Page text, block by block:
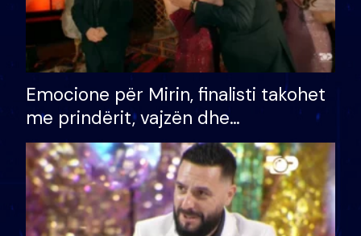
Emocione për Mirin, finalisti takohet
me prindërit, vajzën dhe
bashkëshorten: S’kemi ndonjë letër
divorci apo jo?